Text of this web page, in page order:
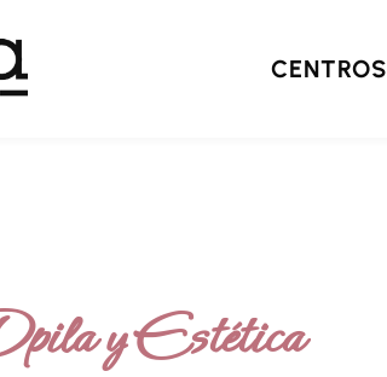
CENTROS
y Estética